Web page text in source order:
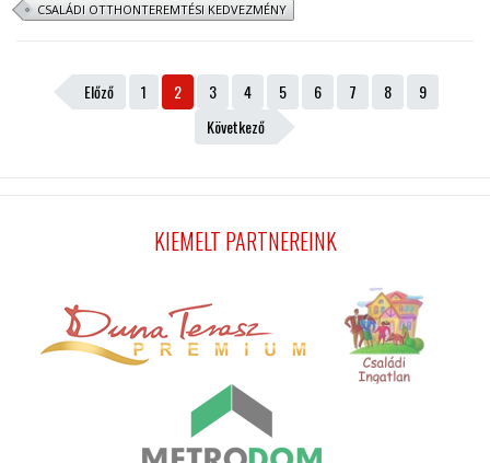
CSALÁDI OTTHONTEREMTÉSI KEDVEZMÉNY
Előző 1 2 3 4 5 6 7 8
9
Következő
KIEMELT PARTNEREINK